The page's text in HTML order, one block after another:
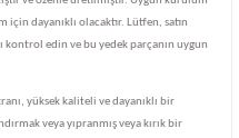
için dayanıklı olacaktır. Lütfen, satın
edin ve bu yedek parçanın uygun
yüksek kaliteli ve dayanıklı bir
veya yıpranmış veya kırık bir